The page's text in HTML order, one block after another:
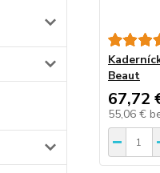
Beaut
67,72
55,06 €